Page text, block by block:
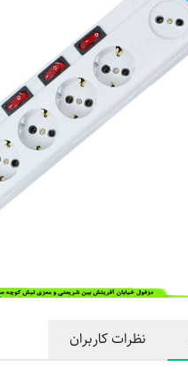
نظرات کاربران